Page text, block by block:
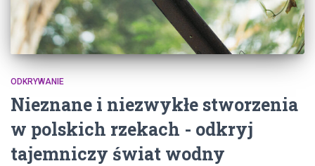
ODKRYWANIE
Nieznane i niezwykłe stworzenia
w polskich rzekach - odkryj
tajemniczy świat wodny